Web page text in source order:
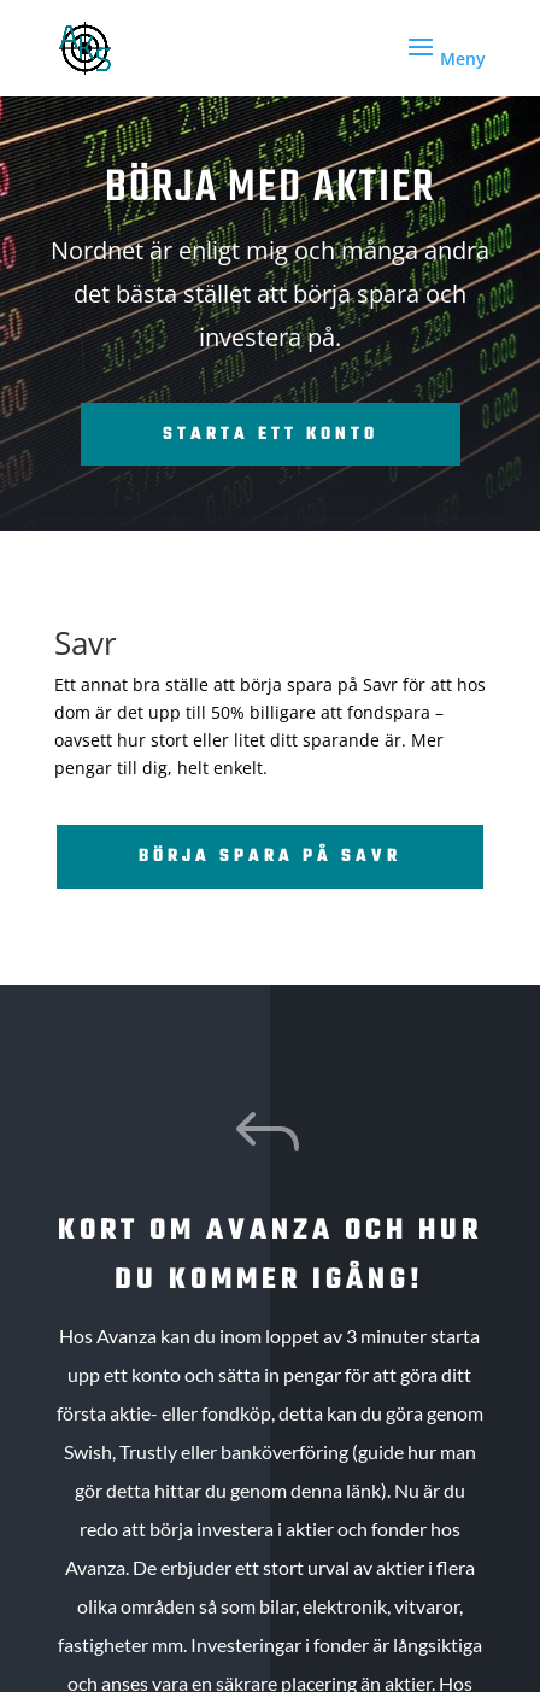
BÖRJA MED AKTIER
Nordnet är enligt mig och många andra
det bästa stället att börja spara och
investera på.
STARTA ETT KONTO
Savr
Ett annat bra ställe att börja spara på Savr för att hos
dom är det upp till 50% billigare att fondspara –
oavsett hur stort eller litet ditt sparande är. Mer
pengar till dig, helt enkelt.
BÖRJA SPARA PÅ SAVR
J
KORT OM AVANZA OCH HUR
DU KOMMER IGÅNG!
Hos Avanza kan du inom loppet av 3 minuter starta
upp ett konto och sätta in pengar för att göra ditt
första aktie- eller fondköp, detta kan du göra genom
Swish, Trustly eller banköverföring (guide hur man
gör detta hittar du genom denna länk). Nu är du
redo att börja investera i aktier och fonder hos
Avanza. De erbjuder ett stort urval av aktier i flera
olika områden så som bilar, elektronik, vitvaror,
fastigheter mm. Investeringar i fonder är långsiktiga
och anses vara en säkrare placering än aktier. Hos